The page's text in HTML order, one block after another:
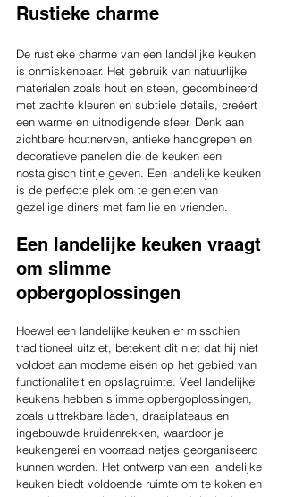
Rustieke charme
De rustieke charme van een landelijke keuken
is onmiskenbaar. Het gebruik van natuurlijke
materialen zoals hout en steen, gecombineerd
met zachte kleuren en subtiele details, creëert
een warme en uitnodigende sfeer. Denk aan
zichtbare houtnerven, antieke handgrepen en
decoratieve panelen die de keuken een
nostalgisch tintje geven. Een landelijke keuken
is de perfecte plek om te genieten van
gezellige diners met familie en vrienden.
Een landelijke keuken vraagt
om slimme
opbergoplossingen
Hoewel een landelijke keuken er misschien
traditioneel uitziet, betekent dit niet dat hij niet
voldoet aan moderne eisen op het gebied van
functionaliteit en opslagruimte. Veel landelijke
keukens hebben slimme opbergoplossingen,
zoals uittrekbare laden, draaiplateaus en
ingebouwde kruidenrekken, waardoor je
keukengerei en voorraad netjes georganiseerd
kunnen worden. Het ontwerp van een landelijke
keuken biedt voldoende ruimte om te koken en